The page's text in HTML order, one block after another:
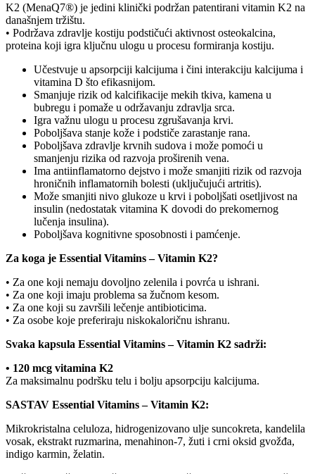
K2 (MenaQ7®) je jedini klinički podržan patentirani vitamin K2 na
današnjem tržištu.
• Podržava zdravlje kostiju podstičući aktivnost osteokalcina,
proteina koji igra ključnu ulogu u procesu formiranja kostiju.
Učestvuje u apsorpciji kalcijuma i čini interakciju kalcijuma i
vitamina D što efikasnijom.
Smanjuje rizik od kalcifikacije mekih tkiva, kamena u
bubregu i pomaže u održavanju zdravlja srca.
Igra važnu ulogu u procesu zgrušavanja krvi.
Poboljšava stanje kože i podstiče zarastanje rana.
Poboljšava zdravlje krvnih sudova i može pomoći u
smanjenju rizika od razvoja proširenih vena.
Ima antiinflamatorno dejstvo i može smanjiti rizik od razvoja
hroničnih inflamatornih bolesti (uključujući artritis).
Može smanjiti nivo glukoze u krvi i poboljšati osetljivost na
insulin (nedostatak vitamina K dovodi do prekomernog
lučenja insulina).
Poboljšava kognitivne sposobnosti i pamćenje.
Za koga je Essential Vitamins – Vitamin K2?
• Za one koji nemaju dovoljno zelenila i povrća u ishrani.
• Za one koji imaju problema sa žučnom kesom.
• Za one koji su završili lečenje antibioticima.
• Za osobe koje preferiraju niskokaloričnu ishranu.
Svaka kapsula Essential Vitamins – Vitamin K2 sadrži:
• 120 mcg vitamina K2
Za maksimalnu podršku telu i bolju apsorpciju kalcijuma.
SASTAV Essential Vitamins – Vitamin K2:
Mikrokristalna celuloza, hidrogenizovano ulje suncokreta, kandelila
vosak, ekstrakt ruzmarina, menahinon-7, žuti i crni oksid gvožđa,
indigo karmin, želatin.